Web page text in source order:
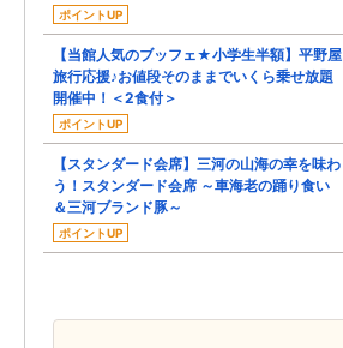
ポイントUP
【当館人気のブッフェ★小学生半額】平野屋
旅行応援♪お値段そのままでいくら乗せ放題
開催中！＜2食付＞
ポイントUP
【スタンダード会席】三河の山海の幸を味わ
う！スタンダード会席 ～車海老の踊り食い
＆三河ブランド豚～
ポイントUP